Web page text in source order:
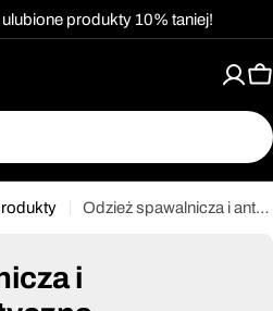
produkty 10% taniej!
Odzież spawalnicza i antyelektrostatyczna
i